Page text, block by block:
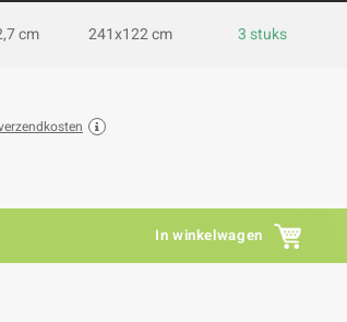
cm 241x122 cm 3 stuks
In winkelwagen